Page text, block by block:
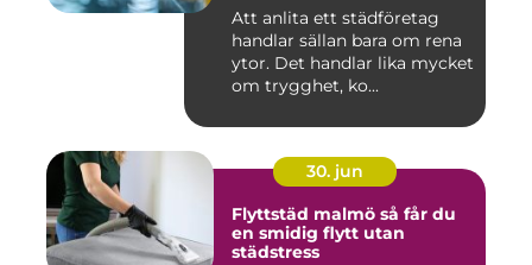
Att anlita ett städföretag
handlar sällan bara om rena
ytor. Det handlar lika mycket
om trygghet, ko...
30. jun
Flyttstäd malmö så får du
en smidig flytt utan
städstress